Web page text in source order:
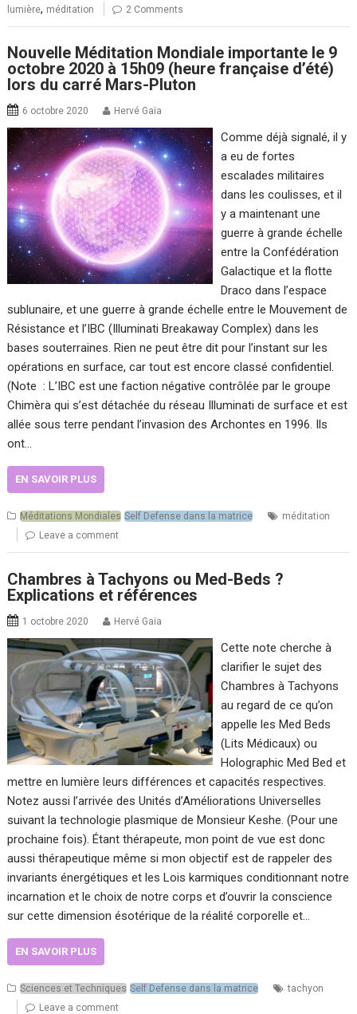
lumière, méditation 2 Comments
Nouvelle Méditation Mondiale importante le 9
octobre 2020 à 15h09 (heure française d’été)
lors du carré Mars-Pluton
6 octobre 2020 Hervé Gaïa
Comme déjà signalé, il y
a eu de fortes
escalades militaires
dans les coulisses, et il
y a maintenant une
guerre à grande échelle
entre la Confédération
Galactique et la flotte
Draco dans l’espace
sublunaire, et une guerre à grande échelle entre le Mouvement de
Résistance et l’IBC (Illuminati Breakaway Complex) dans les
bases souterraines. Rien ne peut être dit pour l’instant sur les
opérations en surface, car tout est encore classé confidentiel.
(Note : L’IBC est une faction négative contrôlée par le groupe
Chimèra qui s’est détachée du réseau Illuminati de surface et est
allée sous terre pendant l’invasion des Archontes en 1996. Ils
ont…
EN SAVOIR PLUS
Méditations Mondiales Self Defense dans la matrice
méditation
Leave a comment
Chambres à Tachyons ou Med-Beds ?
Explications et références
1 octobre 2020 Hervé Gaïa
Cette note cherche à
clarifier le sujet des
Chambres à Tachyons
au regard de ce qu’on
appelle les Med Beds
(Lits Médicaux) ou
Holographic Med Bed et
mettre en lumière leurs différences et capacités respectives.
Notez aussi l’arrivée des Unités d’Améliorations Universelles
suivant la technologie plasmique de Monsieur Keshe. (Pour une
prochaine fois). Étant thérapeute, mon point de vue est donc
aussi thérapeutique même si mon objectif est de rappeler des
invariants énergétiques et les Lois karmiques conditionnant notre
incarnation et le choix de notre corps et d’ouvrir la conscience
sur cette dimension ésotérique de la réalité corporelle et…
EN SAVOIR PLUS
Sciences et Techniques Self Defense dans la matrice
tachyon
Leave a comment